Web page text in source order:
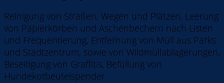
Reinigung von Straßen, Wegen und Plätzen, Leerung
von Papierkörben und Aschenbechern nach Listen
und Frequentierung, Entfernung von Müll aus Parks
und Stadtzentrum, sowie von Wildmüllablagerungen,
Beseitigung von Graffitis, Befüllung von
Hundekotbeutelspender